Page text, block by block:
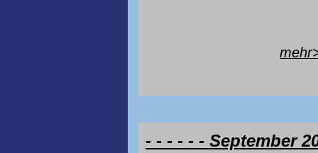
- - - - - - September